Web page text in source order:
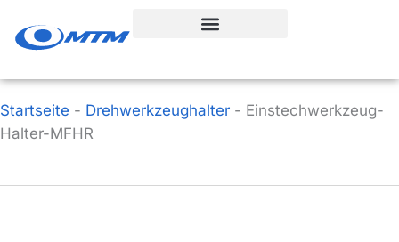
Inhalt
Startseite - Drehwerkzeughalter - Einstechwerkzeug-
Halter-MFHR